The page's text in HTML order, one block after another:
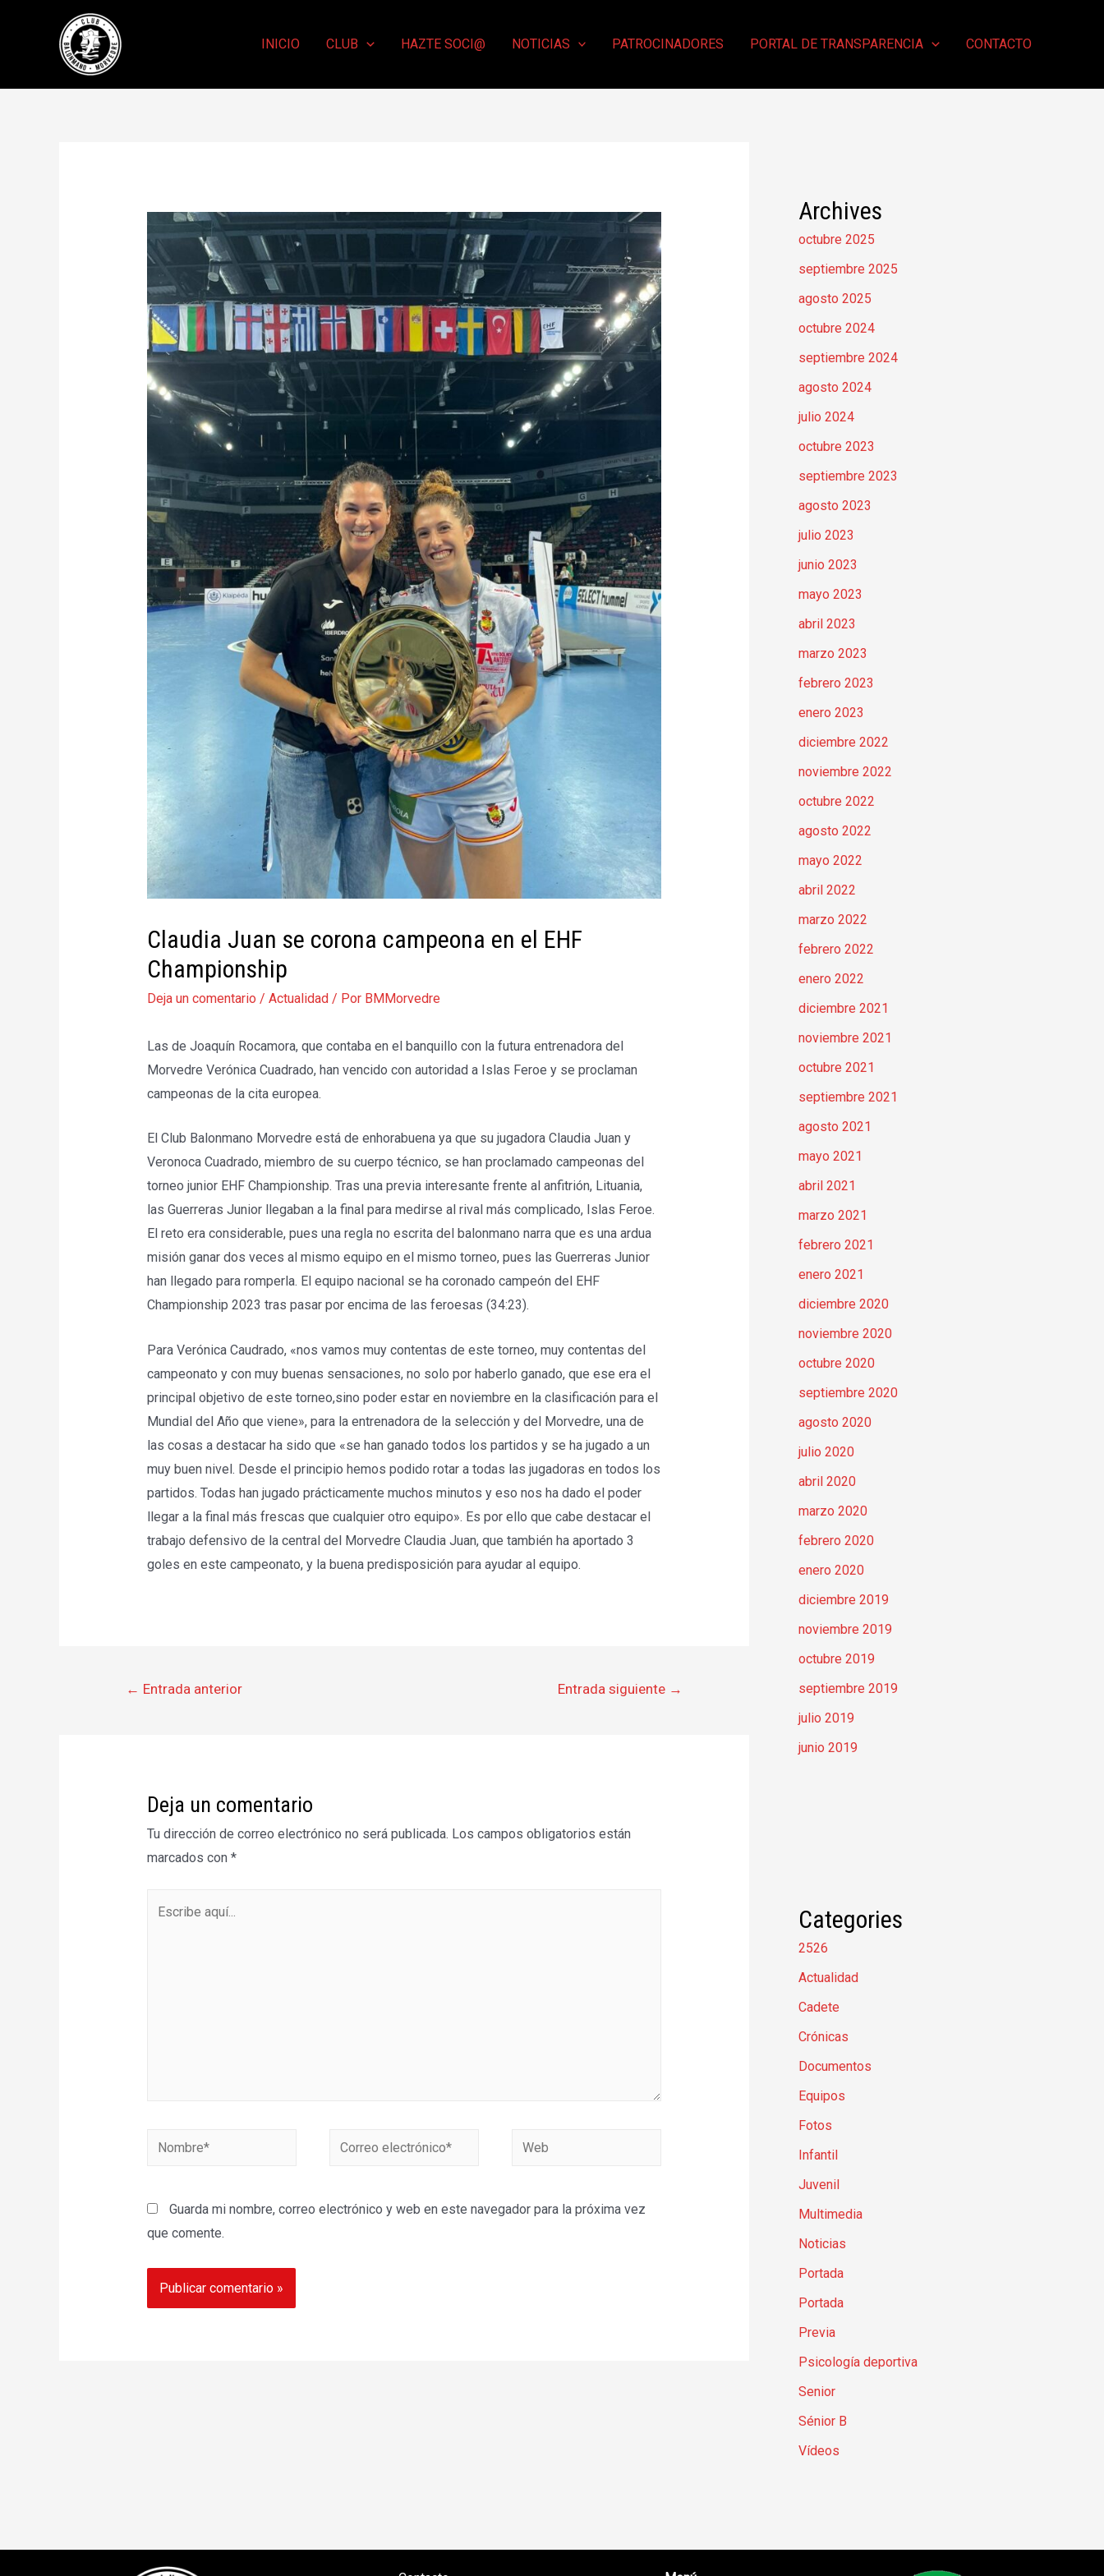
INICIO CLUB HAZTE SOCI@ NOTICIAS PATROCINADORES PORTAL DE TRANSPARENCIA CONTACTO
Claudia Juan se corona campeona en el EHF
Championship
Deja un comentario / Actualidad/ Por BMMorvedre
Las de Joaquín Rocamora, que contaba en el banquillo con la futura entrenadora del
Morvedre Verónica Cuadrado, han vencido con autoridad a Islas Feroe y se proclaman
campeonas de la cita europea.
El Club Balonmano Morvedre está de enhorabuena ya que su jugadora Claudia Juan y
Veronoca Cuadrado, miembro de su cuerpo técnico, se han proclamado campeonas del
torneo junior EHF Championship. Tras una previa interesante frente al anfitrión, Lituania,
las Guerreras Junior llegaban a la final para medirse al rival más complicado, Islas Feroe.
El reto era considerable, pues una regla no escrita del balonmano narra que es una ardua
misión ganar dos veces al mismo equipo en el mismo torneo, pues las Guerreras Junior
han llegado para romperla. El equipo nacional se ha coronado campeón del EHF
Championship 2023 tras pasar por encima de las feroesas (34:23).
Para Verónica Caudrado, «nos vamos muy contentas de este torneo, muy contentas del
campeonato y con muy buenas sensaciones, no solo por haberlo ganado, que ese era el
principal objetivo de este torneo,sino poder estar en noviembre en la clasificación para el
Mundial del Año que viene», para la entrenadora de la selección y del Morvedre, una de
las cosas a destacar ha sido que «se han ganado todos los partidos y se ha jugado a un
muy buen nivel. Desde el principio hemos podido rotar a todas las jugadoras en todos los
partidos. Todas han jugado prácticamente muchos minutos y eso nos ha dado el poder
llegar a la final más frescas que cualquier otro equipo». Es por ello que cabe destacar el
trabajo defensivo de la central del Morvedre Claudia Juan, que también ha aportado 3
goles en este campeonato, y la buena predisposición para ayudar al equipo.
Navegación
← Entrada anterior Entrada siguiente →
Deja un comentario
Tu dirección de correo electrónico no será publicada. Los campos obligatorios están
marcados con *
Nombre*
Correo
Web
Guarda mi nombre, correo electrónico y web en este navegador para la próxima vez
que comente.
Archives
octubre 2025
septiembre 2025
agosto 2025
octubre 2024
septiembre 2024
agosto 2024
julio 2024
octubre 2023
septiembre 2023
agosto 2023
julio 2023
junio 2023
mayo 2023
abril 2023
marzo 2023
febrero 2023
enero 2023
diciembre 2022
noviembre 2022
octubre 2022
agosto 2022
mayo 2022
abril 2022
marzo 2022
febrero 2022
enero 2022
diciembre 2021
noviembre 2021
octubre 2021
septiembre 2021
agosto 2021
mayo 2021
abril 2021
marzo 2021
febrero 2021
enero 2021
diciembre 2020
noviembre 2020
octubre 2020
septiembre 2020
agosto 2020
julio 2020
abril 2020
marzo 2020
febrero 2020
enero 2020
diciembre 2019
noviembre 2019
octubre 2019
septiembre 2019
julio 2019
junio 2019
Categories
2526
Actualidad
Cadete
Crónicas
Documentos
Equipos
Fotos
Infantil
Juvenil
Multimedia
Noticias
Portada
Portada
Previa
Psicología deportiva
Senior
Sénior B
Vídeos